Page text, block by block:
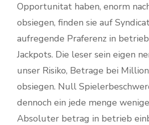
Opportunitat haben, enorm
obsiegen, finden sie auf
aufregende Praferenz in
Jackpots. Die leser sein eigen
unser Risiko, Betrage bei
obsiegen. Null
dennoch ein jede menge
Absoluter betrag in betrieb